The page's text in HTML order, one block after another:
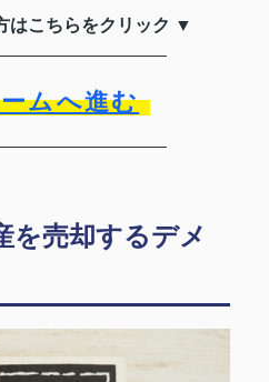
はこちらをクリック ▼
ムへ進む
を売却するデメ